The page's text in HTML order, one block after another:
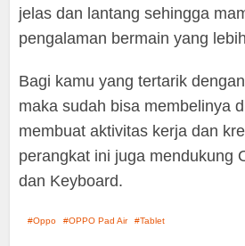
jelas dan lantang sehingga
pengalaman bermain yang
Bagi kamu yang tertarik
maka sudah bisa membelinya
membuat aktivitas kerja dan
perangkat ini juga mendukung
dan Keyboard.
Oppo OPPO Pad Air Tablet